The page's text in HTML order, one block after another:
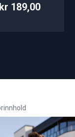
189,00